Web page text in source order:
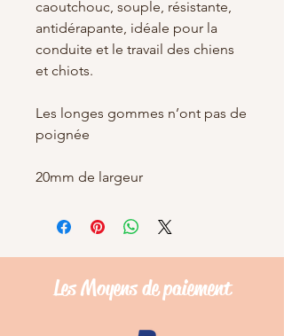
caoutchouc, souple, résistante,
antidérapante, idéale pour la
conduite et le travail des chiens
et chiots.
Les longes gommes n’ont pas de
poignée
20mm de largeur
Les Moyens depaiement